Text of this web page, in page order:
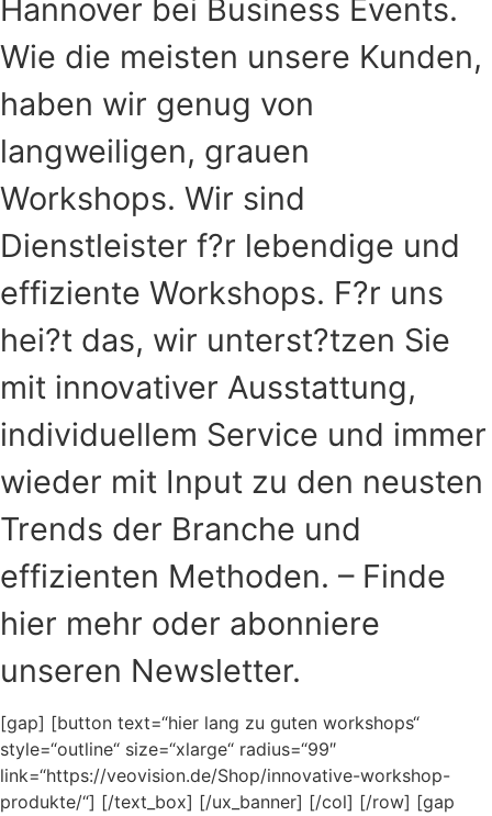
Hannover bei Business Events.
Wie die meisten unsere Kunden,
haben wir genug von
langweiligen, grauen
Workshops. Wir sind
Dienstleister f?r lebendige und
effiziente Workshops. F?r uns
hei?t das, wir unterst?tzen Sie
mit innovativer Ausstattung,
individuellem Service und immer
wieder mit Input zu den neusten
Trends der Branche und
effizienten Methoden. – Finde
hier mehr oder abonniere
unseren Newsletter.
[gap] [button text=“hier lang zu guten workshops“
style=“outline“ size=“xlarge“ radius=“99″
link=“https://veovision.de/Shop/innovative-workshop-
produkte/“] [/text_box] [/ux_banner] [/col] [/row] [gap